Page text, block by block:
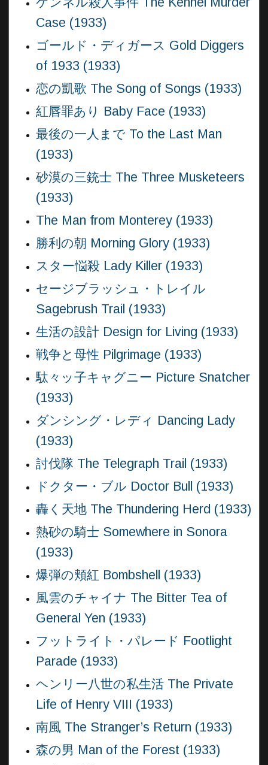
Case (1933)
ゴールド・ディガース Gold Diggers
of 1933 (1933)
恋の凱歌 The Song of Songs (1933)
紅唇罪あり Baby Face (1933)
最後の一人まで To the Last Man
(1933)
砂漠の三銃士 The Three Musketeers
(1933)
The Man from Monterey (1933)
勝利の朝 Morning Glory (1933)
スター悩殺 Lady Killer (1933)
セージブラッシュ・トレイル
Sagebrush Trail (1933)
生活の設計 Design for Living (1933)
戦争と母性 Pilgrimage (1933)
駄々ッ子キャグニー Picture Snatcher
(1933)
ダンシング・レディ Dancing Lady
(1933)
討伐隊 The Telegraph Trail (1933)
ドクター・ブル Doctor Bull (1933)
轟く天地 The Thundering Herd (1933)
熱砂の騎士 Somewhere in Sonora
(1933)
爆弾の頬紅 Bombshell (1933)
風雲のチャイナ The Bitter Tea of
General Yen (1933)
フットライト・パレード Footlight
Parade (1933)
ヘンリー八世の私生活 The Private
Life of Henry VIII (1933)
南風 The Stranger’s Return (1933)
森の男 Man of the Forest (1933)